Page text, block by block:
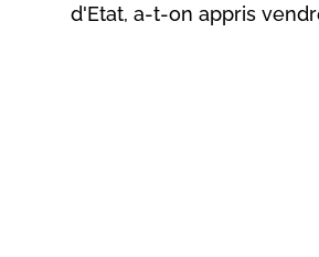
d'Etat, a-t-on appris